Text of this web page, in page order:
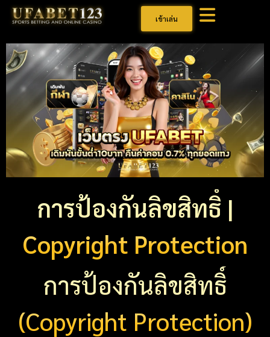
เข้าเล่น
การป้องกันลิขสิทธิ์ |
Copyright Protection
การป้องกันลิขสิทธิ์
(Copyright Protection)